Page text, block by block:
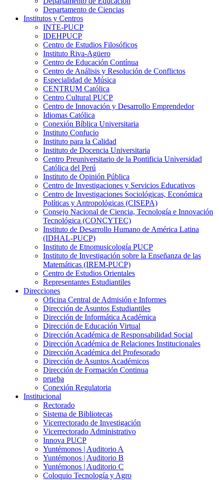
Departamento de Ciencias
Institutos y Centros
INTE-PUCP
IDEHPUCP
Centro de Estudios Filosóficos
Instituto Riva-Agüero
Centro de Educación Contínua
Centro de Análisis y Resolución de Conflictos
Especialidad de Música
CENTRUM Católica
Centro Cultural PUCP
Centro de Innovación y Desarrollo Emprendedor
Idiomas Católica
Conexión Bíblica Universitaria
Instituto Confucio
Instituto para la Calidad
Instituto de Docencia Universitaria
Centro Preuniversitario de la Pontificia Universidad
Católica del Perú
Instituto de Opinión Pública
Centro de Investigaciones y Servicios Educativos
Centro de Investigaciones Sociológicas, Económica
Políticas y Antropológicas (CISEPA)
Consejo Nacional de Ciencia, Tecnología e Innovación
Tecnológica (CONCYTEC)
Instituto de Desarrollo Humano de América Latina
(IDHAL-PUCP)
Instituto de Etnomusicología PUCP
Instituto de Investigación sobre la Enseñanza de las
Matemáticas (IREM-PUCP)
Centro de Estudios Orientales
Representantes Estudiantiles
Direcciones
Oficina Central de Admisión e Informes
Dirección de Asuntos Estudiantiles
Dirección de Informática Académica
Dirección de Educación Virtual
Dirección Académica de Responsabilidad Social
Dirección Académica de Relaciones Institucionales
Dirección Académica del Profesorado
Dirección de Asuntos Académicos
Dirección de Formación Continua
prueba
Conexión Regulatoria
Institucional
Rectorado
Sistema de Bibliotecas
Vicerrectorado de Investigación
Vicerrectorado Administrativo
Innova PUCP
Yuntémonos | Auditorio A
Yuntémonos | Auditorio B
Yuntémonos | Auditorio C
Coloquio Tecnología y Agro